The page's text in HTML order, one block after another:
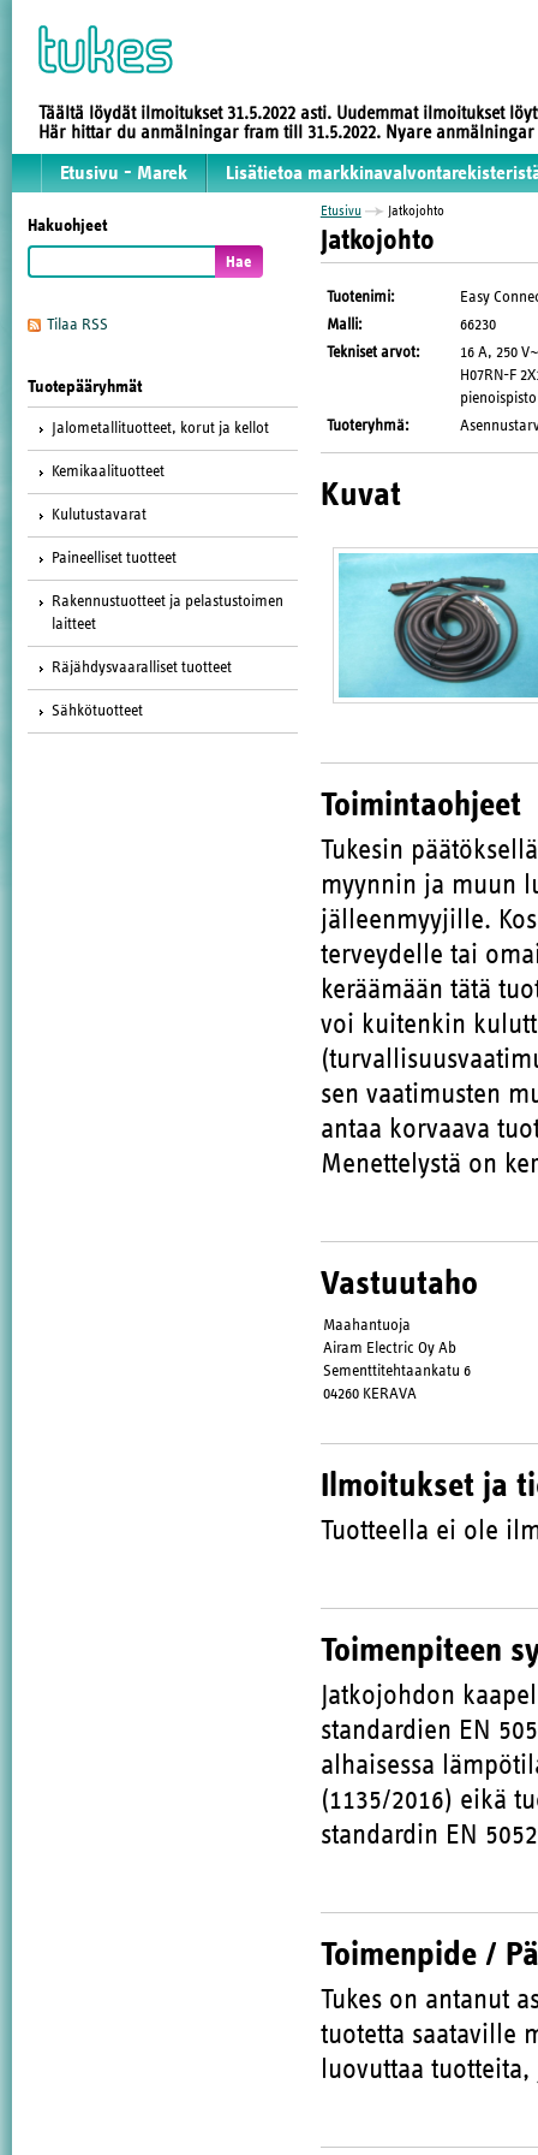
Täältä löydät ilmoitukset 31.5.2022 asti. Uudemmat ilmoitukset
Här hittar du anmälningar fram till 31.5.2022. Nyare
Etusivu - Marek Lisätietoa
Hakuohjeet
Tilaa RSS
Tuotepääryhmät
Jalometallituotteet, korut ja kellot
Kemikaalituotteet
Kulutustavarat
Paineelliset tuotteet
Rakennustuotteet ja pelastustoimen
laitteet
Räjähdysvaaralliset tuotteet
Sähkötuotteet
Etusivu Jatkojohto
Jatkojohto
Tuotenimi:
Easy
Malli:
66230
Tekniset arvot:
16 A, 250
H07RN-F
Tuoteryhmä:
Kuvat
Toimintaohjeet
Tukesin
myynnin ja muun
jälleenmyyjille.
terveydelle tai
keräämään tätä
voi kuitenkin
sen vaatimusten
antaa korvaava
Menettelystä on
Vastuutaho
Maahantuoja
Airam Electric Oy Ab
Sementtitehtaankatu 6
04260 KERAVA
Ilmoitukset ja
Tuotteella ei ole
Toimenpiteen
Jatkojohdon
standardien EN
alhaisessa
(1135/2016) eikä
standardin EN
Toimenpide /
Tukes on antanut
tuotetta saataville
luovuttaa